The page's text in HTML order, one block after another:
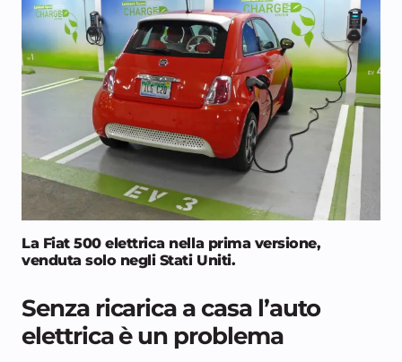
La Fiat 500 elettrica nella prima versione,
venduta solo negli Stati Uniti.
Senza ricarica a casa l’auto
elettrica è un problema